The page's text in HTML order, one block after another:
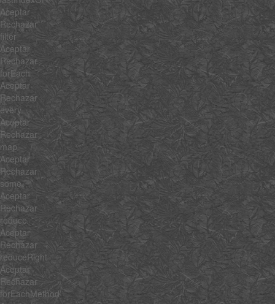
Aceptar
Rechazar
filter
Aceptar
Rechazar
forEach
Aceptar
Rechazar
every
Aceptar
Rechazar
map
Aceptar
Rechazar
some
Aceptar
Rechazar
reduce
Aceptar
Rechazar
reduceRight
Aceptar
Rechazar
forEachMethod